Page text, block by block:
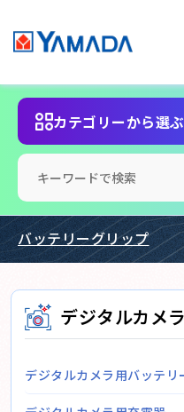
カテゴリーから選ぶ
バッテリーグリップ
デジタルカメ
デジタルカメラ用バッテリ